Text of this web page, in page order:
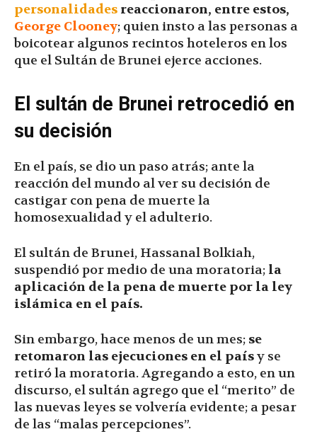
personalidades reaccionaron, entre estos,
George Clooney; quien insto a las personas a
boicotear algunos recintos hoteleros en los
que el Sultán de Brunei ejerce acciones.
El sultán de Brunei retrocedió en
su decisión
En el país, se dio un paso atrás; ante la
reacción del mundo al ver su decisión de
castigar con pena de muerte la
homosexualidad y el adulterio.
El sultán de Brunei, Hassanal Bolkiah,
suspendió por medio de una moratoria; la
aplicación de la pena de muerte por la ley
islámica en el país.
Sin embargo, hace menos de un mes; se
retomaron las ejecuciones en el paísy se
retiró la moratoria. Agregando a esto, en un
discurso, el sultán agrego que el “merito” de
las nuevas leyes se volvería evidente; a pesar
de las “malas percepciones”.